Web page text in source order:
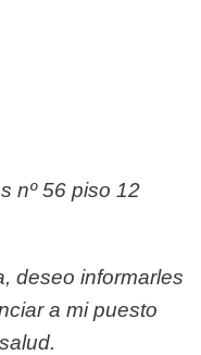
nº 56 piso 12
deseo informarles
a mi puesto